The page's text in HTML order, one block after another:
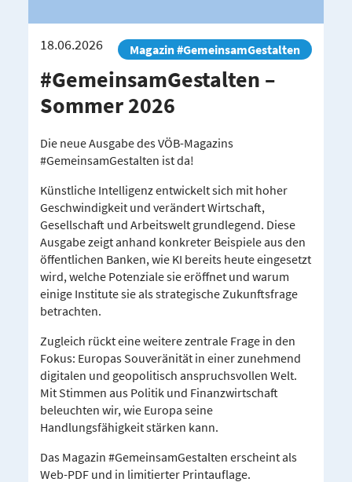
18.06.2026 Magazin #GemeinsamGestalten
#Gemein­sam­Ge­stalten –
Sommer 2026
Die neue Ausgabe des VÖB-Magazins
#GemeinsamGestalten ist da!
Künstliche Intelligenz entwickelt sich mit hoher
Geschwindigkeit und verändert Wirtschaft,
Gesellschaft und Arbeitswelt grundlegend. Diese
Ausgabe zeigt anhand konkreter Beispiele aus den
öffentlichen Banken, wie KI bereits heute eingesetzt
wird, welche Potenziale sie eröffnet und warum
einige Institute sie als strategische Zukunftsfrage
betrachten.
Zugleich rückt eine weitere zentrale Frage in den
Fokus: Europas Souveränität in einer zunehmend
digitalen und geopolitisch anspruchsvollen Welt.
Mit Stimmen aus Politik und Finanzwirtschaft
beleuchten wir, wie Europa seine
Handlungsfähigkeit stärken kann.
Das Magazin #GemeinsamGestalten erscheint als
Web-PDF und in limitierter Printauflage.